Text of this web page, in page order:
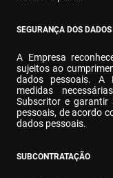
SEGURANÇA DOS DADOS
A Empresa
sujeitos ao
dados pessoais. A
medidas
Subscritor e
pessoais, de acordo
dados pessoais.
SUBCONTRATAÇÃO